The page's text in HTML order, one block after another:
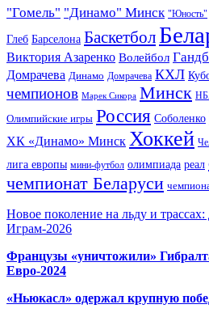
"Гомель" "Динамо" Минск "Юность"
Глеб Барселона Баскетбол
Виктория Азаренко Волейбол
Домрачева Динамо Домрачева КХЛ
чемпионов Марек Сикора Минск
Олимпийские игры Россия Соболенко
ХК «Динамо» Минск Хоккей
лига европы мини-футбол олимпиада реал
чемпионат Беларуси
Новое поколение на льду и
Играм-2026
Французы «уничтожили»
Евро-2024
«Ньюкасл» одержал крупную